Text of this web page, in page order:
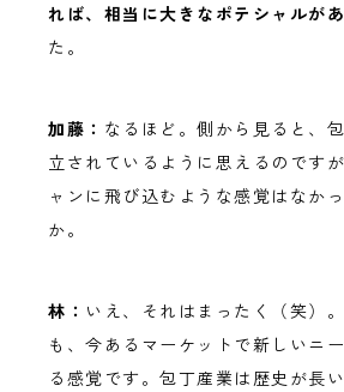
れば、相当に大きなポテシャルが
た。
加藤： なるほど。側から見ると、
立されているように思えるのです
ャンに飛び込むような感覚はなか
か。
林： いえ、それはまったく（笑）
も、今あるマーケットで新しいニ
る感覚です。包丁産業は歴史が長